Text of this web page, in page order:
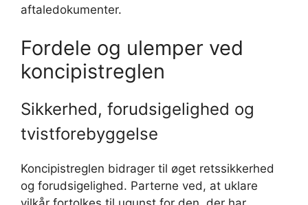
aftaledokumenter.
Fordele og ulemper ved
koncipistreglen
Sikkerhed, forudsigelighed og
tvistforebyggelse
Koncipistreglen bidrager til øget retssikkerhed
og forudsigelighed. Parterne ved, at uklare